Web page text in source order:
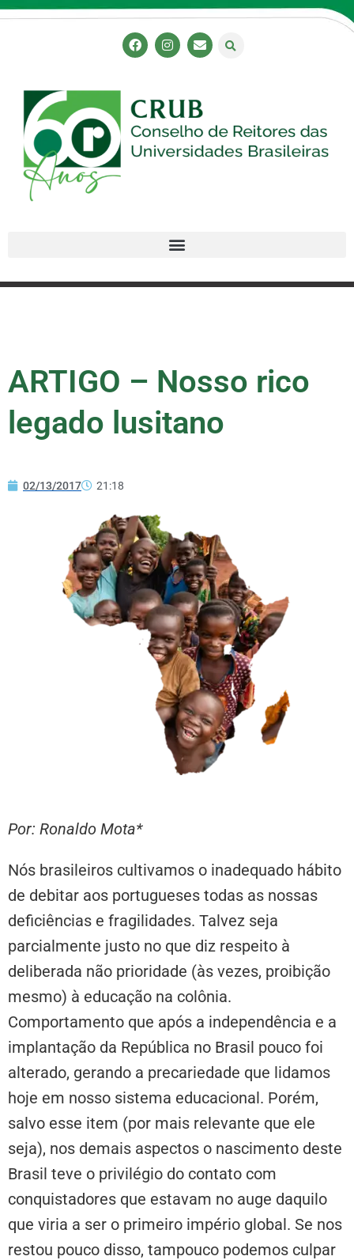
ARTIGO – Nosso rico
legado lusitano
02/13/2017 21:18
Por: Ronaldo Mota*
Nós brasileiros cultivamos o inadequado hábito
de debitar aos portugueses todas as nossas
deficiências e fragilidades. Talvez seja
parcialmente justo no que diz respeito à
deliberada não prioridade (às vezes, proibição
mesmo) à educação na colônia.
Comportamento que após a independência e a
implantação da República no Brasil pouco foi
alterado, gerando a precariedade que lidamos
hoje em nosso sistema educacional. Porém,
salvo esse item (por mais relevante que ele
seja), nos demais aspectos o nascimento deste
Brasil teve o privilégio do contato com
conquistadores que estavam no auge daquilo
que viria a ser o primeiro império global. Se nos
restou pouco disso, tampouco podemos culpar